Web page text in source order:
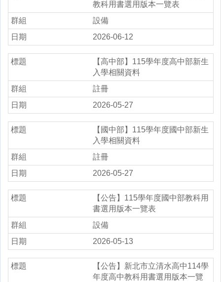
教科用書選用版本一覽表
設備
2026-06-12
【高中部】115學年度高中部新生
入學相關資料
註冊
2026-05-27
【國中部】115學年度國中部新生
入學相關資料
註冊
2026-05-27
【公告】115學年度國中部教科用
書選用版本一覽表
設備
2026-05-13
【公告】新北市立清水高中114學
年度高中教科用書選用版本一覽